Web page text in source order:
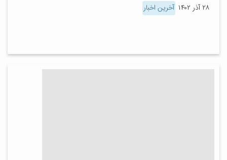
۲۸ آذر ۱۴۰۲ آخرین اخبار